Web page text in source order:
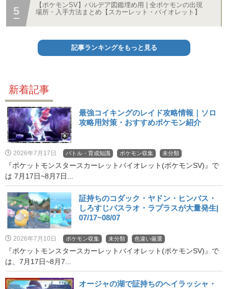
【ポケモンSV】パルデア図鑑埋め用 | 全ポケモンの出現
場所・入手方法まとめ【スカーレット・バイオレット】
記事ランキングをもっと見る
新着記事
最強コイキングのレイド攻略情報｜ソロ
攻略用対策・おすすめポケモン紹介
2026年7月17日 バトル・育成知識 ポケモン収集 未分類
『ポケットモンスタースカーレットバイオレット(ポケモンSV)』で
は 7月17日~8月7日...
証持ちのコダック・ヤドン・ヒンバス・
しろすじバスラオ・ラプラスが大量発生|
07/17~08/07
2026年7月10日 ポケモン収集 未分類 色違い厳選
『ポケットモンスタースカーレットバイオレット(ポケモンSV)』で
は、7月17日~8月7...
オージャの湖で証持ちのヘイラッシャ・